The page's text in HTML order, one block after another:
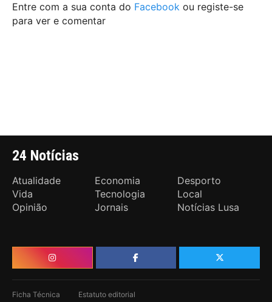
Entre com a sua conta do Facebook ou registe-se
para ver e comentar
24 Notícias
Atualidade Economia
Desporto
Vida
Tecnologia
Local
Opinião
Jornais Notícias Lusa
Ficha Técnica Estatuto editorial